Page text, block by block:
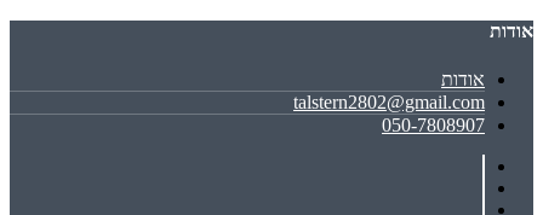
אודות
אודות
talstern2802@gmail.com
050-7808907